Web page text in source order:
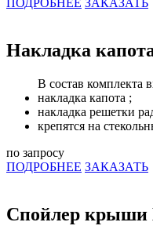
ПОДРОБНЕЕ ЗАКАЗАТЬ
Накладка
В состав комплекта
накладка капота ;
накладка решетки
крепятся на
по запросу
ПОДРОБНЕЕ ЗАКАЗАТЬ
Спойлер крыши